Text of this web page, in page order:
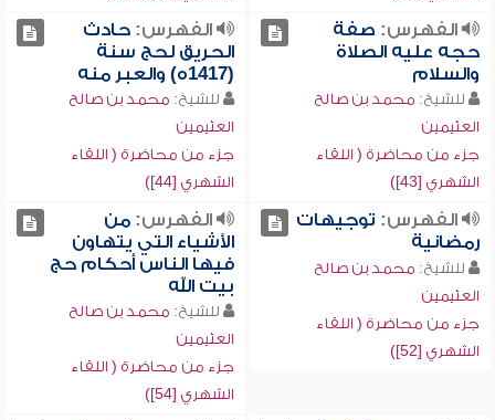
الفهرس: صفة
حجه عليه الصلاة
والسلام
للشيخ: محمد بن صالح
العثيمين
جزء من محاضرة ( اللقاء
الشهري [43])
الفهرس:حادث
الحريق لحج سنة
(1417ه) والعبر منه
للشيخ: محمد بن صالح
العثيمين
جزء من محاضرة ( اللقاء
الشهري [44])
الفهرس: توجيهات
رمضانية
للشيخ: محمد بن صالح
العثيمين
جزء من محاضرة ( اللقاء
الشهري [52])
الفهرس:من
الأشياء التي يتهاون
فيها الناس أحكام حج
بيت الله
للشيخ: محمد بن صالح
العثيمين
جزء من محاضرة ( اللقاء
الشهري [54])